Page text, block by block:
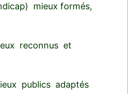
mieux formés,
reconnus et
publics adaptés